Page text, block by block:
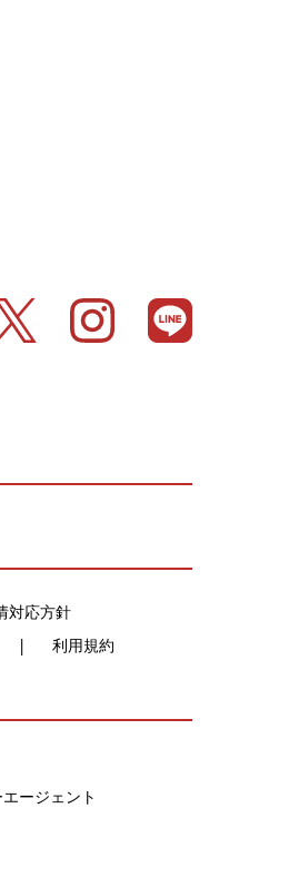
対応方針
利用規約
ージェント